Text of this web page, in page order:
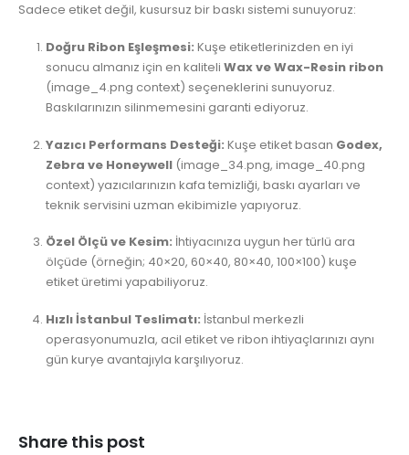
Sadece etiket değil, kusursuz bir baskı sistemi sunuyoruz:
Doğru Ribon Eşleşmesi: Kuşe etiketlerinizden en iyi
sonucu almanız için en kaliteli Wax ve Wax-Resin ribon
(image_4.png context) seçeneklerini sunuyoruz.
Baskılarınızın silinmemesini garanti ediyoruz.
Yazıcı Performans Desteği: Kuşe etiket basan Godex,
Zebra ve Honeywell(image_34.png, image_40.png
context) yazıcılarınızın kafa temizliği, baskı ayarları ve
teknik servisini uzman ekibimizle yapıyoruz.
Özel Ölçü ve Kesim: İhtiyacınıza uygun her türlü ara
ölçüde (örneğin; 40×20, 60×40, 80×40, 100×100) kuşe
etiket üretimi yapabiliyoruz.
Hızlı İstanbul Teslimatı: İstanbul merkezli
operasyonumuzla, acil etiket ve ribon ihtiyaçlarınızı aynı
gün kurye avantajıyla karşılıyoruz.
Share this post